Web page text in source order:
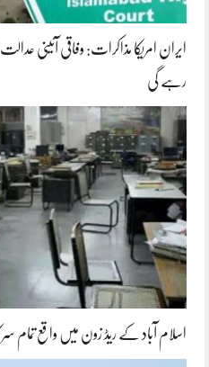
ایران امریکا مذاکرات: وفاقی آئینی
رہے گی
اسلام آباد کے ریڈ زون میں واقع تمام